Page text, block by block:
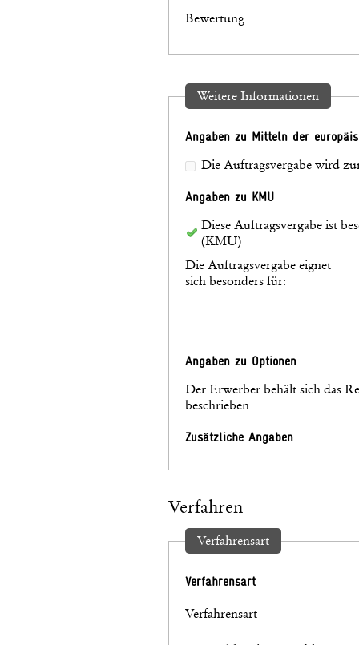
Bewertung
Weitere Informationen
Angaben zu Mitteln der
Die Auftragsvergabe wird
Angaben zu KMU
Diese Auftragsvergabe ist
(KMU)
Die Auftragsvergabe eignet
sich besonders für:
Angaben zu Optionen
Der Erwerber behält sich das
beschrieben
Zusätzliche Angaben
Verfahren
Verfahrensart
Verfahrensart
Verfahrensart